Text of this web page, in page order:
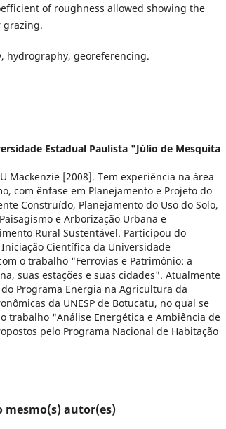
of roughness allowed showing the
grazing.
hydrography, georeferencing.
Estadual Paulista "Júlio de Mesquita
Mackenzie [2008]. Tem experiência na área
com ênfase em Planejamento e Projeto do
Construído, Planejamento do Uso do Solo,
e Arborização Urbana e
Rural Sustentável. Participou do
Científica da Universidade
o trabalho "Ferrovias e Patrimônio: a
suas estações e suas cidades". Atualmente
Programa Energia na Agricultura da
da UNESP de Botucatu, no qual se
trabalho "Análise Energética e Ambiência de
pelo Programa Nacional de Habitação
mesmo(s) autor(es)